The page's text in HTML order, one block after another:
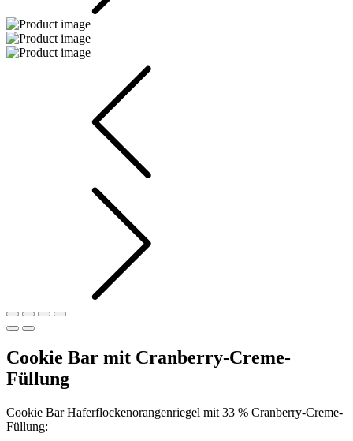
Cookie Bar mit Cranberry-Creme-
Füllung
Cookie Bar Haferflockenorangenriegel mit 33 % Cranberry-Creme-
Füllung: